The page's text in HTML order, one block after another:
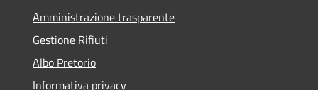
Amministrazione trasparente
Gestione Rifiuti
Albo Pretorio
Informativa privacy